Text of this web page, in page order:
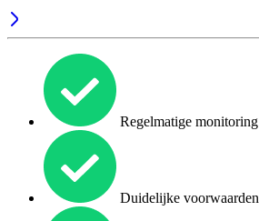
Regelmatige monitoring
Duidelijke voorwaarden